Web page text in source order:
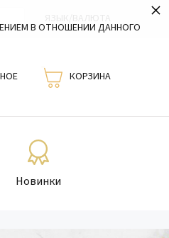
КОРЗИНА
Новинки
В ОТНОШЕНИИ ДАННОГО
×